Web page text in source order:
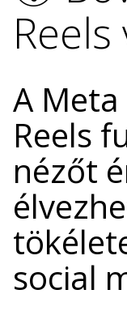
A
Reels
nézőt
social